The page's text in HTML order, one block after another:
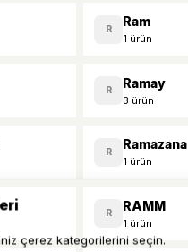
R Ram
1 ürün
R Ramay
3 ürün
R Ramazana
1 ürün
R RAMM
1 ürün
çerez kategorilerini seçin.